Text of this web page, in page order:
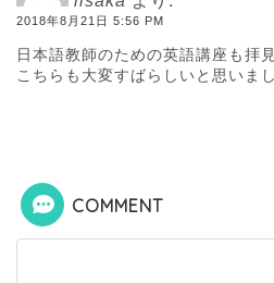
2018年8月21日 5:56 PM
日本語教師のための英語講座も拝
こちらも大変すばらしいと思いまし
COMMENT